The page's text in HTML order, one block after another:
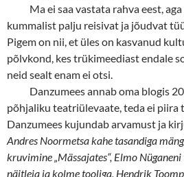
Ma ei saa vastata rahva eest,
kummalist palju reisivat ja jõudvat
Pigem on nii, et üles on kasvanud
põlvkond, kes trükimeediast endale
neid sealt enam ei otsi.
Danzumees annab oma blogis
põhjaliku teatriülevaate, teda ei piira
Danzumees kujundab arvamust ja
Andres Noormetsa kahe tasandiga
kruvimine „Mässajates“, Elmo
näitleja ja kolme tooliga, Hendrik